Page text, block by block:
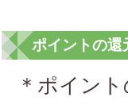
ポイントの還
＊ポイン